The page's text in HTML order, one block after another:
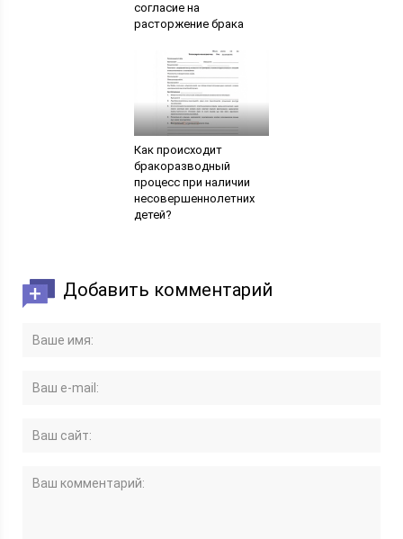
согласие на
расторжение брака
Как происходит
бракоразводный
процесс при наличии
несовершеннолетних
детей?
Добавить комментарий